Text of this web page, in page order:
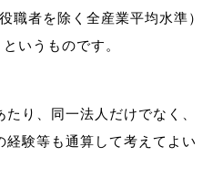
職者を除く全産業平均水準）
り、同一法人だけでなく、
経験等も通算して考えてよい